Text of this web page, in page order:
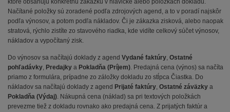
ktoré obsahujú konkrétnu zákazku v hlavičke alebo položkách dokladu.
Načítané položky sú zoradené podľa zdrojových agend, a to v poradí najskôr
podľa výnosov, a potom podľa nákladov. Či je zákazka zisková, alebo naopak
stratová, rýchlo zistíte zo stavového riadka, kde vidíte celkový súčet výnosov,
nákladov a vypočítaný zisk.
Do výnosov sa načítajú doklady z agend Vydané faktúry, Ostatné
pohľadávky, Predajky a Pokladňa (Príjem). Predajná cena (výnos) sa načíta
priamo z formulára, prípadne zo záložky dokladu zo stĺpca Čiastka. Do
nákladov sa načítajú doklady z agend Prijaté faktúry, Ostatné záväzky a
Pokladňa (Výdaj). Nákupná cena (náklad) sa pri textových položkách
prevezme tiež z dokladu rovnako ako predajná cena. Z prijatých faktúr a